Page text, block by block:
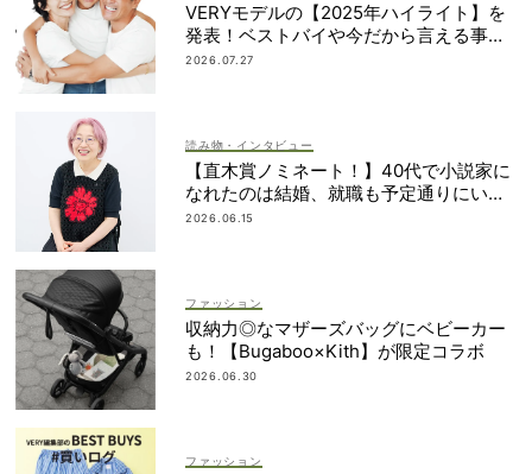
VERYモデルの【2025年ハイライト】を
発表！ベストバイや今だから言える事件
簿も大公開
2026.07.27
読み物・インタビュー
【直木賞ノミネート！】40代で小説家に
なれたのは結婚、就職も予定通りにいか
なかったから｜朝倉かすみさん
2026.06.15
ファッション
収納力◎なマザーズバッグにベビーカー
も！【Bugaboo×Kith】が限定コラボ
2026.06.30
ファッション